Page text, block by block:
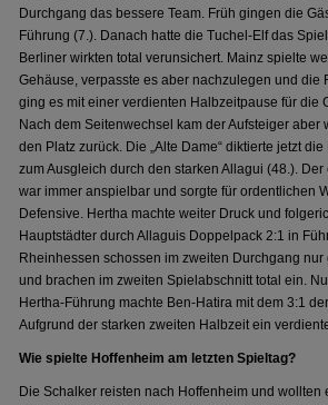
Durchgang das bessere Team. Früh gingen die
Führung (7.). Danach hatte die Tuchel-Elf das
Berliner wirkten total verunsichert. Mainz spielte
Gehäuse, verpasste es aber nachzulegen und die
ging es mit einer verdienten Halbzeitpause für die
Nach dem Seitenwechsel kam der Aufsteiger aber
den Platz zurück. Die „Alte Dame“ diktierte jetzt die
zum Ausgleich durch den starken Allagui (48.).
war immer anspielbar und sorgte für ordentlichen
Defensive. Hertha machte weiter Druck und
Hauptstädter durch Allaguis Doppelpack 2:1 in
Rheinhessen schossen im zweiten Durchgang nur
und brachen im zweiten Spielabschnitt total ein.
Hertha-Führung machte Ben-Hatira mit dem 3:1
Aufgrund der starken zweiten Halbzeit ein
Wie spielte Hoffenheim am letzten Spieltag?
Die Schalker reisten nach Hoffenheim und wollten